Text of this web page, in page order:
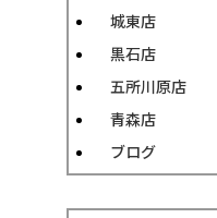
城東店
黒石店
五所川原店
青森店
ブログ